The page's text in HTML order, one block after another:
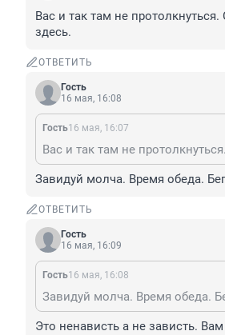
Вас и так там не
здесь.
ОТВЕТИТЬ
Гость
16 мая, 16:08
Гость16 мая, 16:07
Завидуй молча. Время обеда.
ОТВЕТИТЬ
Гость
16 мая, 16:09
Гость16 мая, 16:08
Это ненависть а не зависть.